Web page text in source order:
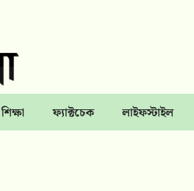
শিক্ষা ফ্যাক্টচেক লাইফস্টাইল